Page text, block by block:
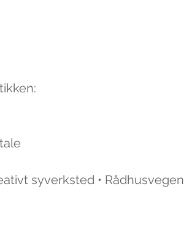
syverksted • Rådhusvegen